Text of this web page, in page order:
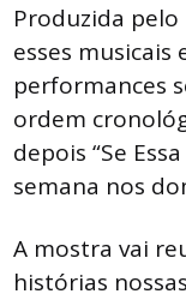
Produzida
esses
performances
ordem
depois “Se
semana nos
A mostra vai
histórias